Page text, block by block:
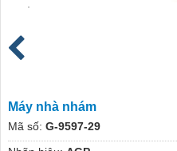
Máy nhà nhám
Mã số: G-9597-29